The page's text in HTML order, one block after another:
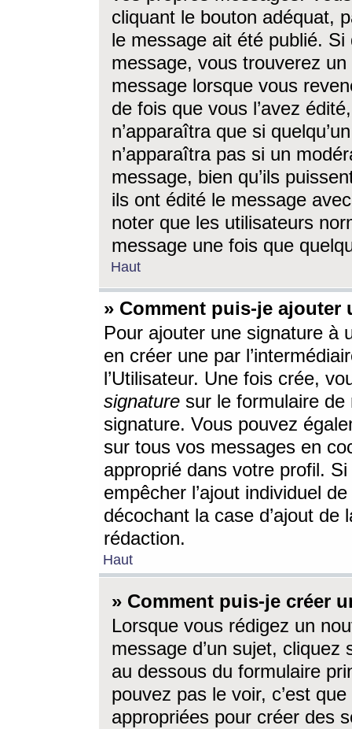
cliquant le bouton adéquat,
le message ait été publié. Si
message, vous trouverez
message lorsque vous
de fois que vous l’avez
n’apparaîtra que si
n’apparaîtra pas si un
message, bien qu’ils
ils ont édité le message
noter que les utilisateurs
message une fois que
Haut
» Comment puis-je ajouter
Pour ajouter une signature à
en créer une par
l’Utilisateur. Une fois crée,
signature sur le formulaire de
signature. Vous pouvez
sur tous vos messages en
approprié dans votre profil.
empêcher l’ajout individuel
décochant la case d’ajout
rédaction.
Haut
» Comment puis-je créer
Lorsque vous rédigez un
message d’un sujet, cliquez
au dessous du formulaire
pouvez pas le voir, c’est
appropriées pour créer des